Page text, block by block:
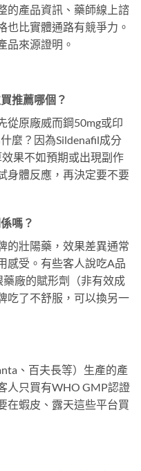
的產品資訊、藥師線上諮
也比實體通路有競爭力。
品來源證明。
推薦哪個？
從原廠威而鋼50mg或印
麼？因為Sildenafil成分
果不如預期或出現副作
身體反應，再決定要不要
嗎？
的壯陽藥，效果差異通常
感受。有些客人說吃A品
廠的賦形劑（非有效成
吃了不舒服，可以換另一
、百夫長等）生產的產
人只買有WHO GMP認證
在蝦皮、露天這些平台買